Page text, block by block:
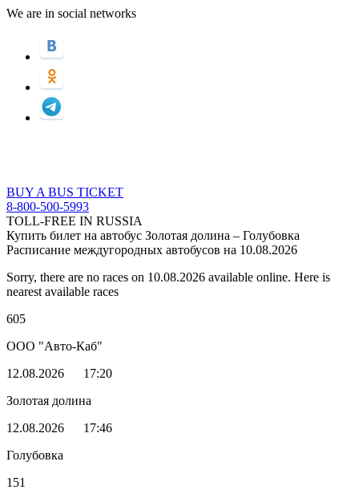
We are in social networks
BUY A BUS TICKET
8-800-500-5993
TOLL-FREE IN RUSSIA
Купить билет на автобус Золотая долина – Голубовка
Расписание междугородных автобусов на 10.08.2026
Sorry, there are no races on 10.08.2026 available online. Here is
nearest available races
605
ООО "Авто-Каб"
12.08.2026
17:20
Золотая долина
12.08.2026
17:46
Голубовка
151